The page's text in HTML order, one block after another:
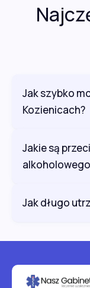
Jak szybko
Kozienicach?
Jakie są
Jak długo